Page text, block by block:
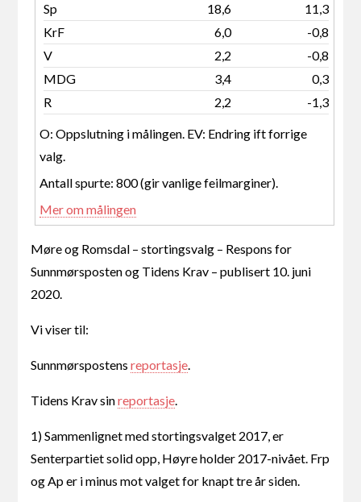
Sp
18,6
11,3
KrF
6,0
-0,8
V
2,2
-0,8
MDG
3,4
0,3
R
2,2 -1,3
O: Oppslutning i målingen. EV: Endring ift forrige
valg.
Antall spurte: 800 (gir vanlige feilmarginer).
Mer om målingen
Møre og Romsdal – stortingsvalg – Respons for
Sunnmørsposten og Tidens Krav – publisert 10. juni
2020.
Vi viser til:
Sunnmørspostensreportasje.
Tidens Krav sinreportasje.
1) Sammenlignet med stortingsvalget 2017, er
Senterpartiet solid opp, Høyre holder 2017-nivået. Frp
og Ap er i minus mot valget for knapt tre år siden.